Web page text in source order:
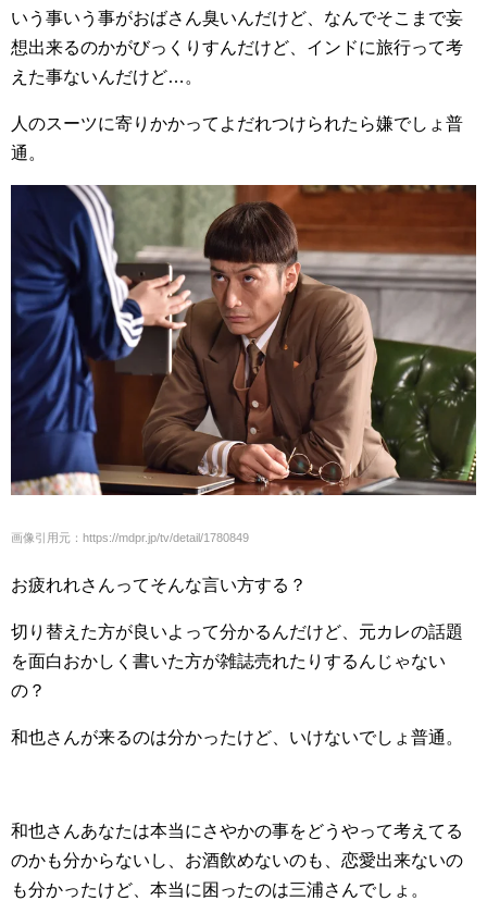
いう事いう事がおばさん臭いんだけど、なんでそこまで妄
想出来るのかがびっくりすんだけど、インドに旅行って考
えた事ないんだけど…。
人のスーツに寄りかかってよだれつけられたら嫌でしょ普
通。
画像引用元：https://mdpr.jp/tv/detail/1780849
お疲れれさんってそんな言い方する？
切り替えた方が良いよって分かるんだけど、元カレの話題
を面白おかしく書いた方が雑誌売れたりするんじゃない
の？
和也さんが来るのは分かったけど、いけないでしょ普通。
和也さんあなたは本当にさやかの事をどうやって考えてる
のかも分からないし、お酒飲めないのも、恋愛出来ないの
も分かったけど、本当に困ったのは三浦さんでしょ。